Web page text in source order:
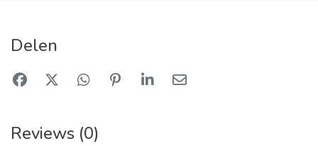
Delen
Reviews (0)